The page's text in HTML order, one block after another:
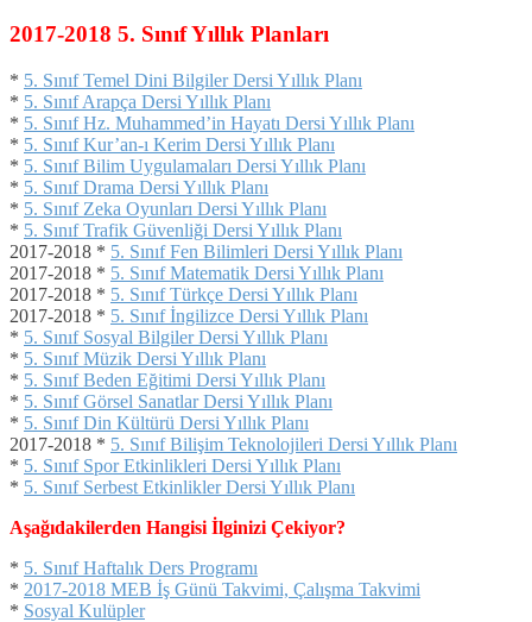
2017-2018 5. Sınıf Yıllık Planları
* 5. Sınıf Temel Dini Bilgiler Dersi Yıllık Planı
* 5. Sınıf Arapça Dersi Yıllık Planı
* 5. Sınıf Hz. Muhammed’in Hayatı Dersi Yıllık Planı
* 5. Sınıf Kur’an-ı Kerim Dersi Yıllık Planı
* 5. Sınıf Bilim Uygulamaları Dersi Yıllık Planı
* 5. Sınıf Drama Dersi Yıllık Planı
* 5. Sınıf Zeka Oyunları Dersi Yıllık Planı
* 5. Sınıf Trafik Güvenliği Dersi Yıllık Planı
2017-2018 * 5. Sınıf Fen Bilimleri Dersi Yıllık Planı
2017-2018 * 5. Sınıf Matematik Dersi Yıllık Planı
2017-2018 * 5. Sınıf Türkçe Dersi Yıllık Planı
2017-2018 * 5. Sınıf İngilizce Dersi Yıllık Planı
* 5. Sınıf Sosyal Bilgiler Dersi Yıllık Planı
* 5. Sınıf Müzik Dersi Yıllık Planı
* 5. Sınıf Beden Eğitimi Dersi Yıllık Planı
* 5. Sınıf Görsel Sanatlar Dersi Yıllık Planı
* 5. Sınıf Din Kültürü Dersi Yıllık Planı
2017-2018 * 5. Sınıf Bilişim Teknolojileri Dersi Yıllık Planı
* 5. Sınıf Spor Etkinlikleri Dersi Yıllık Planı
* 5. Sınıf Serbest Etkinlikler Dersi Yıllık Planı
Aşağıdakilerden Hangisi İlginizi Çekiyor?
* 5. Sınıf Haftalık Ders Programı
* 2017-2018 MEB İş Günü Takvimi, Çalışma Takvimi
* Sosyal Kulüpler